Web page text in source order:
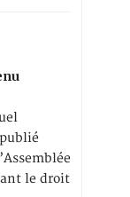
le droit